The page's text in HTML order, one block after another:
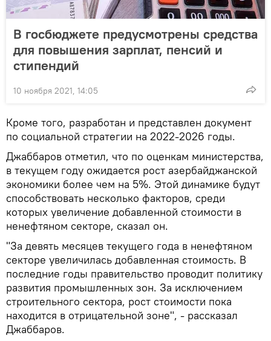
В госбюджете предусмотрены средства
для повышения зарплат, пенсий и
стипендий
10 ноября 2021, 14:05
Кроме того, разработан и представлен документ
по социальной стратегии на 2022-2026 годы.
Джаббаров отметил, что по оценкам министерства,
в текущем году ожидается рост азербайджанской
экономики более чем на 5%. Этой динамике будут
способствовать несколько факторов, среди
которых увеличение добавленной стоимости в
ненефтяном секторе, сказал он.
"За девять месяцев текущего года в ненефтяном
секторе увеличилась добавленная стоимость. В
последние годы правительство проводит политику
развития промышленных зон. За исключением
строительного сектора, рост стоимости пока
находится в отрицательной зоне", - рассказал
Джаббаров.